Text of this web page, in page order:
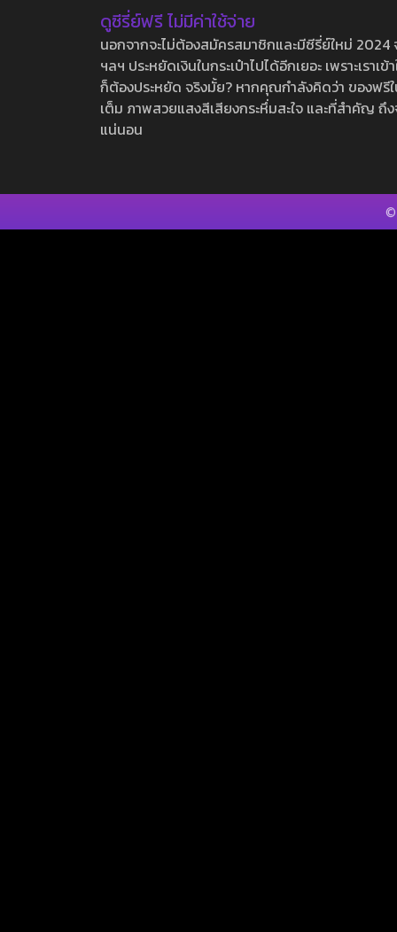
ดูซีรี่ย์ฟรี ไม่มีค่าใช้จ่าย
นอกจากจะไม่ต้องสมัครสมาชิกและมีซีรี่ย์ใหม่
ฯลฯ ประหยัดเงินในกระเป๋าไปได้อีกเยอะ เพราะเร
ก็ต้องประหยัด จริงมั้ย? หากคุณกำลังคิดว่า ของฟ
เต็ม ภาพสวยแสงสีเสียงกระหึ่มสะใจ และที่สำคัญ
แน่นอน
©